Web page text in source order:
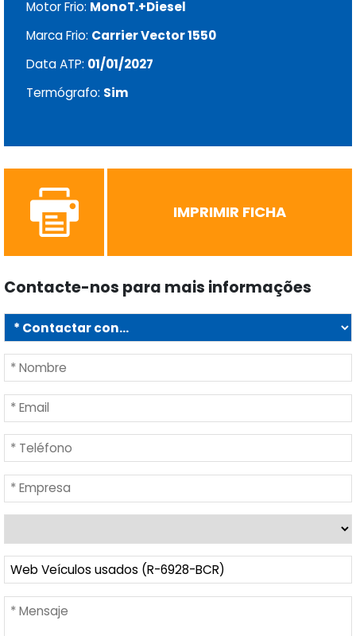
Motor Frio: MonoT.+Diesel
Marca Frio: Carrier Vector 1550
Data ATP: 01/01/2027
Termógrafo: Sim
IMPRIMIR FICHA
Contacte-nos para mais informações